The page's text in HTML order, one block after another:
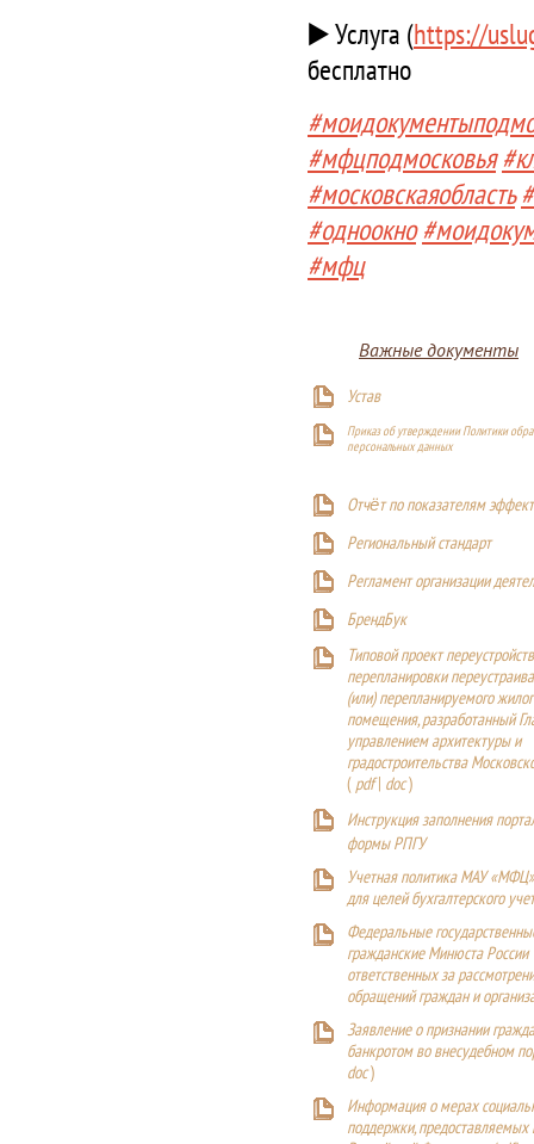
▶️ Услуга (https://
бесплатно
#мфцподмосковья
#московскаяобласть
#одноокно
#мфц
Важные документы
Устав
Приказ об утверждении Политики
персональных данных
Отчёт по показателям
Региональный стандарт
Регламент организации
БрендБук
Типовой проект
перепланировки
(или) перепланируемого
помещения, разработанный
управлением архитектуры и
градостроительства
(pdf| doc)
Инструкция заполнения
формы РПГУ
Учетная политика МАУ
для целей бухгалтерского
Федеральные
гражданские Минюста России
ответственных за
обращений граждан и
Заявление о признании
банкротом во внесудебном
doc)
Информация о мерах
поддержки,